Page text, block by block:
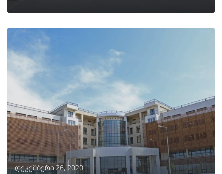
დეკემბერი 26, 2020